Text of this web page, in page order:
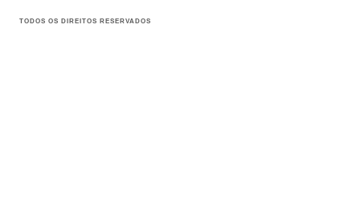
TODOS OS DIREITOS RESERVADOS